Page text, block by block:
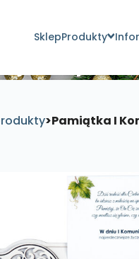
SklepProdukty
>Pamiątka I